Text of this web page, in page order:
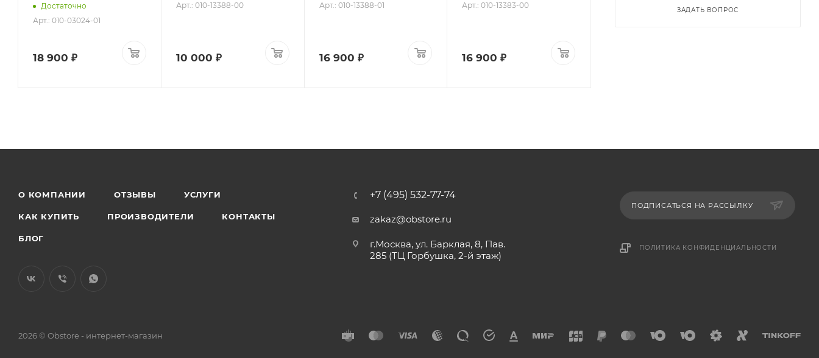
Достаточно
Арт.: 010-03024-01
18 900 ₽
Арт.: 010-13388-00
10 000 ₽
Арт.: 010-13388-01
16 900 ₽
Арт.: 010-13383-00
16 900 ₽
ЗАДАТЬ ВОПРОС
О КОМПАНИИ ОТЗЫВЫ УСЛУГИ
КАК КУПИТЬ ПРОИЗВОДИТЕЛИ КОНТАКТЫ
БЛОГ
+7 (495) 532-77-74
zakaz@obstore.ru
г.Москва, ул. Барклая, 8, Пав.
285 (ТЦ Горбушка, 2-й этаж)
ПОДПИСАТЬСЯ НА РАССЫЛКУ
ПОЛИТИКА КОНФИДЕНЦИАЛЬНОСТИ
2026 © Obstore - интернет-магазин